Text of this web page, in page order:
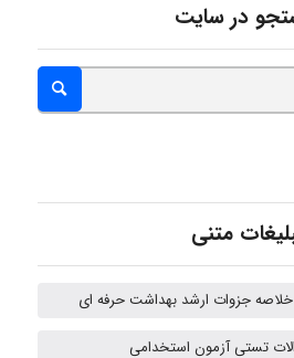
Jafar Tym
در سایت
متنی
تستی آزمون استخدامی